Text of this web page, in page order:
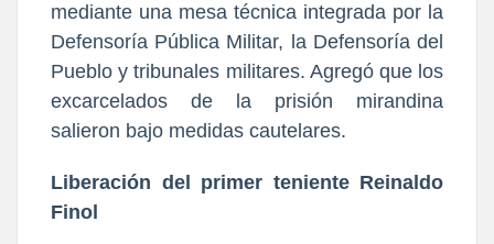
mediante una mesa técnica integrada por la
Defensoría Pública Militar, la Defensoría del
Pueblo y tribunales militares. Agregó que los
excarcelados de la prisión mirandina
salieron bajo medidas cautelares.
Liberación del primer teniente Reinaldo
Finol